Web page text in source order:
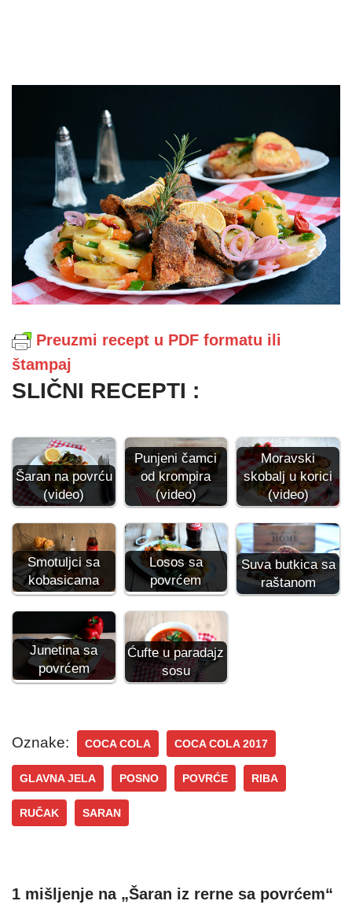
Preuzmi recept u PDF formatu ili
štampaj
SLIČNI RECEPTI :
Šaran na povrću
(video)
Punjeni čamci
od krompira
(video)
Moravski
skobalj u korici
(video)
Smotuljci sa
kobasicama
Losos sa
povrćem
Suva butkica sa
raštanom
Junetina sa
povrćem
Ćufte u paradajz
sosu
Oznake: COCA COLA COCA COLA 2017
GLAVNA JELA POSNO POVRĆE RIBA
RUČAK SARAN
1 mišljenje na „Šaran iz rerne sa povrćem“